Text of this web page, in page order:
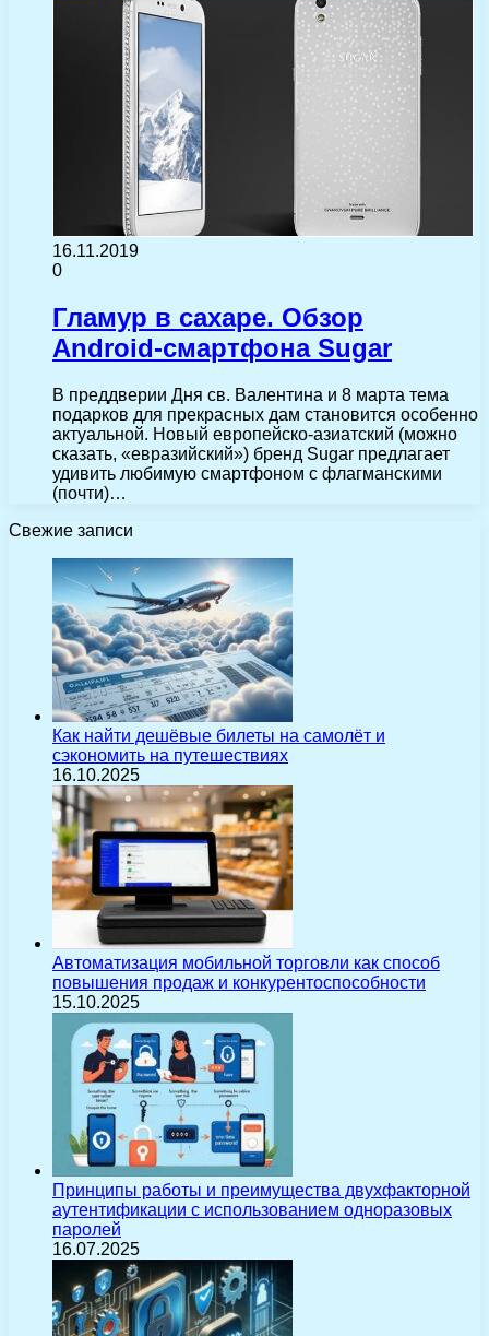
16.11.2019
0
Гламур в сахаре. Обзор
Android-смартфона Sugar
В преддверии Дня св. Валентина и 8 марта тема
подарков для прекрасных дам становится особенно
актуальной. Новый европейско-азиатский (можно
сказать, «евразийский») бренд Sugar предлагает
удивить любимую смартфоном с флагманскими
(почти)…
Свежие записи
Как найти дешёвые билеты на самолёт и
сэкономить на путешествиях
16.10.2025
Автоматизация мобильной торговли как способ
повышения продаж и конкурентоспособности
15.10.2025
Принципы работы и преимущества двухфакторной
аутентификации с использованием одноразовых
паролей
16.07.2025